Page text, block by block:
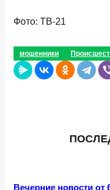
Фото: ТВ-21
мошенники
Вечерние новости от